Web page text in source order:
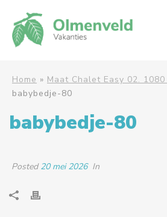
Home » Maat Chalet Easy 02. 1080
babybedje-80
babybedje-80
Posted20 mei 2026 In